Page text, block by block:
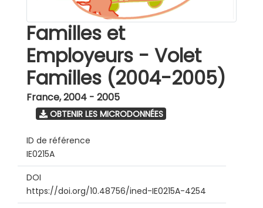
Familles et
Employeurs - Volet
Familles (2004-2005)
France,2004 - 2005
OBTENIR LES MICRODONNÉES
ID de référence
IE0215A
DOI
https://doi.org/10.48756/ined-IE0215A-4254